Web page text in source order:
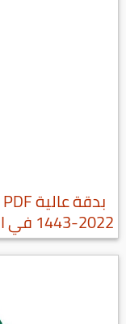
2022-1443 في السعودية